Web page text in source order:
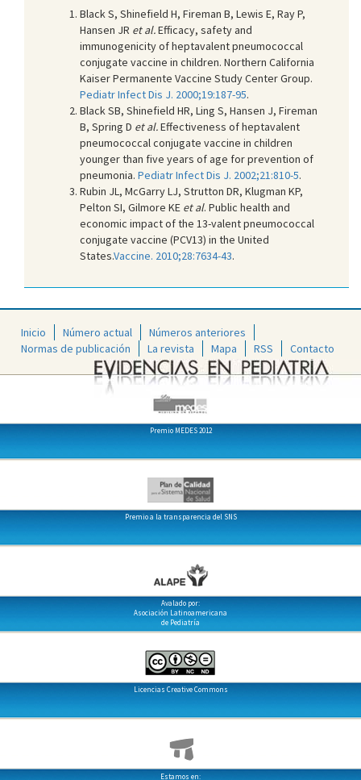
Black S, Shinefield H, Fireman B, Lewis E, Ray P,
Hansen JR et al.Efficacy, safety and
immunogenicity of heptavalent pneumococcal
conjugate vaccine in children. Northern California
Kaiser Permanente Vaccine Study Center Group.
Pediatr Infect Dis J. 2000;19:187-95.
Black SB, Shinefield HR, Ling S, Hansen J, Fireman
B, Spring D et al.Effectiveness of heptavalent
pneumococcal conjugate vaccine in children
younger than five years of age for prevention of
pneumonia. Pediatr Infect Dis J. 2002;21:810-5.
Rubin JL, McGarry LJ, Strutton DR, Klugman KP,
Pelton SI, Gilmore KE et al. Public health and
economic impact of the 13-valent pneumococcal
conjugate vaccine (PCV13) in the United
States.Vaccine. 2010;28:7634-43.
Inicio Número actual
Números anteriores
Normas de publicación
La revista Mapa RSS Contacto
Premio MEDES 2012
Premio a la transparencia del SNS
Avalado por:
Asociación Latinoamericana
de Pediatría
Licencias Creative Commons
Estamos en: